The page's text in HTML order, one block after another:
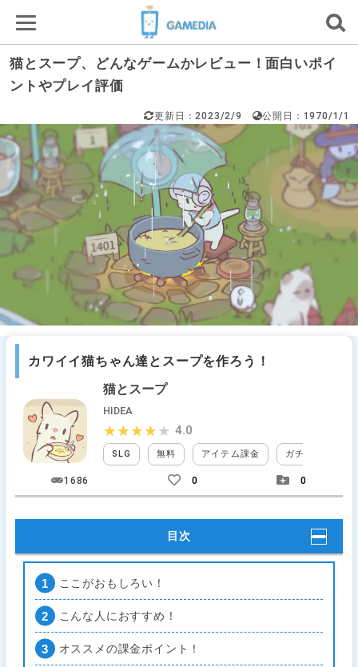
猫とスープ、どんなゲームかレビュー！面白いポイ
ントやプレイ評価
更新日：2023/2/9 公開日：1970/1/1
カワイイ猫ちゃん達とスープを作ろう！
猫とスープ
HIDEA
SLG 無料 アイテム課金 ガチャなし
★★★★★
★★★★★ 4.0
1686 0 0
目次
ここがおもしろい！
こんな人におすすめ！
オススメの課金ポイント！